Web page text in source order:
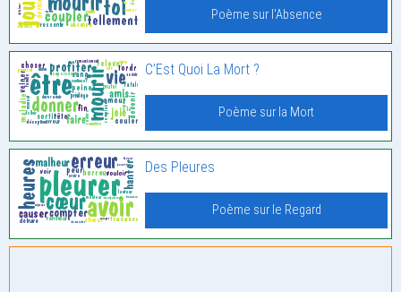
Poème sur l'Absence
C’Est Quoi La Mort ?
Poème sur la Mort
Des Pleures
Poème sur le Regard